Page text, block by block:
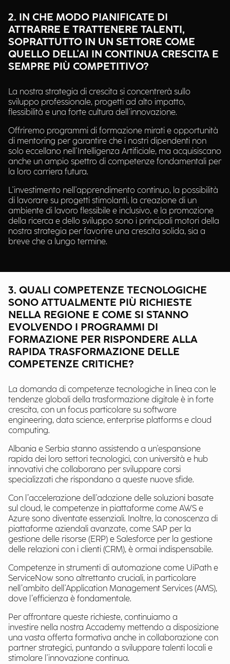
2. IN CHE MODO PIANIFICATE DI
ATTRARRE E TRATTENERE TALENTI,
SOPRATTUTTO IN UN SETTORE COME
QUELLO DELL'AI IN CONTINUA CRESCITA E
SEMPRE PIÙ COMPETITIVO?
La nostra strategia di crescita si concentrerà sullo
sviluppo professionale, progetti ad alto impatto,
flessibilità e una forte cultura dell'innovazione.
Offriremo programmi di formazione mirati e opportunità
di mentoring per garantire che i nostri dipendenti non
solo eccellano nell'Intelligenza Artificiale, ma acquisiscano
anche un ampio spettro di competenze fondamentali per
la loro carriera futura.
L'investimento nell'apprendimento continuo, la possibilità
di lavorare su progetti stimolanti, la creazione di un
ambiente di lavoro flessibile e inclusivo, e la promozione
della ricerca e dello sviluppo sono i principali motori della
nostra strategia per favorire una crescita solida, sia a
breve che a lungo termine.
3. QUALI COMPETENZE TECNOLOGICHE
SONO ATTUALMENTE PIÙ RICHIESTE
NELLA REGIONE E COME SI STANNO
EVOLVENDO I PROGRAMMI DI
FORMAZIONE PER RISPONDERE ALLA
RAPIDA TRASFORMAZIONE DELLE
COMPETENZE CRITICHE?
La domanda di competenze tecnologiche in linea con le
tendenze globali della trasformazione digitale è in forte
crescita, con un focus particolare su software
engineering, data science, enterprise platforms e cloud
computing.
Albania e Serbia stanno assistendo a un'espansione
rapida dei loro settori tecnologici, con università e hub
innovativi che collaborano per sviluppare corsi
specializzati che rispondano a queste nuove sfide.
Con l’accelerazione dell'adozione delle soluzioni basate
sul cloud, le competenze in piattaforme come AWS e
Azure sono diventate essenziali. Inoltre, la conoscenza di
piattaforme aziendali avanzate, come SAP per la
gestione delle risorse (ERP) e Salesforce per la gestione
delle relazioni con i clienti (CRM), è ormai indispensabile.
Competenze in strumenti di automazione come UiPath e
ServiceNow sono altrettanto cruciali, in particolare
nell’ambito dell'Application Management Services (AMS),
dove l’efficienza è fondamentale.
Per affrontare queste richieste, continuiamo a
investire nella nostra Accademy mettendo a disposizione
una vasta offerta formativa anche in collaborazione con
partner strategici, puntando a sviluppare talenti locali e
stimolare l'innovazione continua.